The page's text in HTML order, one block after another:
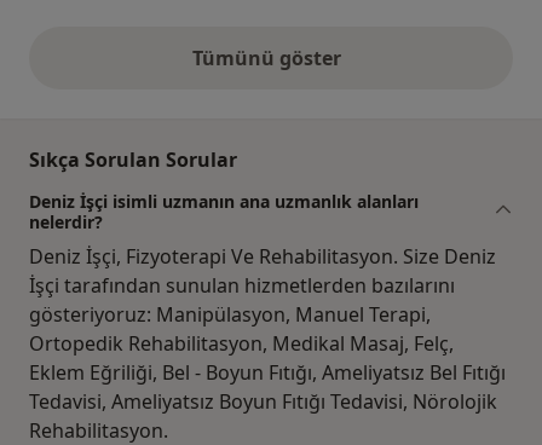
Tümünü gösteryukarıdaki görüşler
Sıkça Sorulan Sorular
Deniz İşçi isimli uzmanın ana uzmanlık alanları
nelerdir?
Deniz İşçi, Fizyoterapi Ve Rehabilitasyon. Size Deniz
İşçi tarafından sunulan hizmetlerden bazılarını
gösteriyoruz: Manipülasyon, Manuel Terapi,
Ortopedik Rehabilitasyon, Medikal Masaj, Felç,
Eklem Eğriliği, Bel - Boyun Fıtığı, Ameliyatsız Bel Fıtığı
Tedavisi, Ameliyatsız Boyun Fıtığı Tedavisi, Nörolojik
Rehabilitasyon.